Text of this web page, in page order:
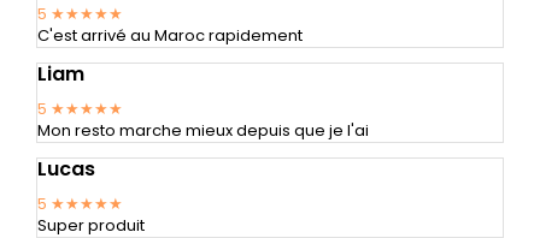
5 ★★★★★
C'est arrivé au Maroc rapidement
Liam
5 ★★★★★
Mon resto marche mieux depuis que je l'ai
Lucas
5 ★★★★★
Super produit